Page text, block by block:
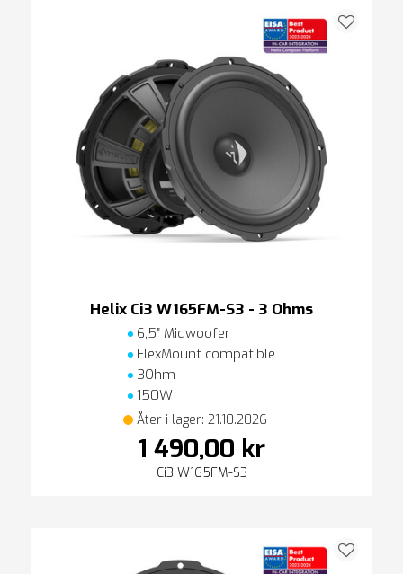
Helix Ci3 W165FM-S3 - 3 Ohms
6,5″ Midwoofer
FlexMount compatible
3Ohm
150W
Åter i lager: 21.10.2026
1 490,00 kr
Ci3 W165FM-S3